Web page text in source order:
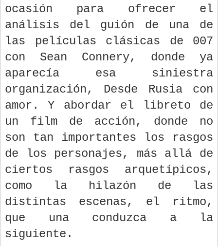
ocasión para ofrecer el
análisis del guión de una de
las películas clásicas de 007
con Sean Connery, donde ya
aparecía esa siniestra
organización, Desde Rusia con
amor. Y abordar el libreto de
un film de acción, donde no
son tan importantes los rasgos
de los personajes, más allá de
ciertos rasgos arquetípicos,
como la hilazón de las
distintas escenas, el ritmo,
que una conduzca a la
siguiente.